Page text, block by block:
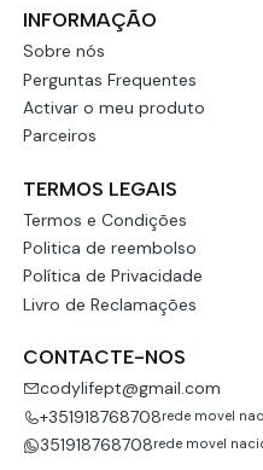
INFORMAÇÃO
Sobre nós
Perguntas Frequentes
Activar o meu produto
Parceiros
TERMOS LEGAIS
Termos e Condições
Politica de reembolso
Política de Privacidade
Livro de Reclamações
CONTACTE-NOS
codylifept@gmail.com
+351918768708rede movel
351918768708rede movel